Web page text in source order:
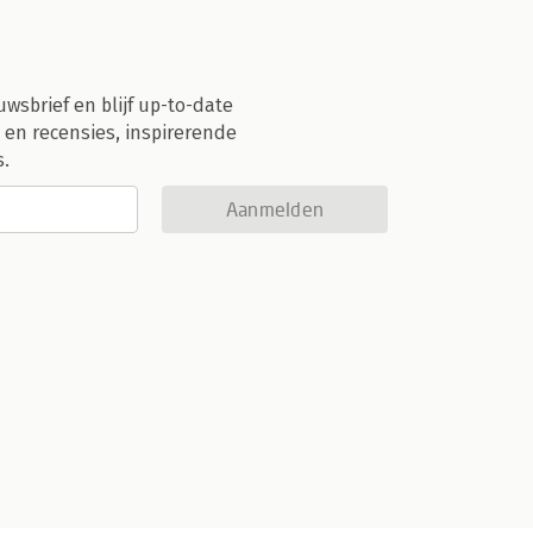
en blijf up-to-date
recensies, inspirerende
Aanmelden